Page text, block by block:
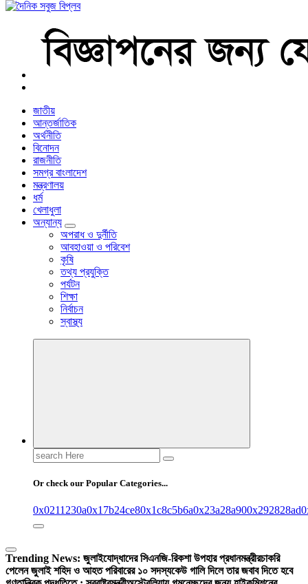
বাংলা নিউজ পেপার
জাতীয়
আন্তর্জাতিক
অর্থনীতি
বিনোদন
রাজনীতি
সমগ্র বাংলাদেশ
মন্ত্রণালয়
ধর্ম
খেলাধুলা
অন্যান্য
অপরাধ ও দুর্নীতি
আবহাওয়া ও পরিবেশ
কৃষি
তথ্য প্রযুক্তি
পর্যটন
শিক্ষা
নির্বাচন
স্বাস্থ্য
Search
for:
Or check our Popular Categories...
0x0211230a0x17b24ce80x1c8c5b6a0x23a28a900x292828ad
Trending News: জুলাইযোদ্ধাদের সিএনজি-রিকশা উপহার প্রধানমন্ত্রীরচাকরি
পেলেন জুলাই শহিদ ও আহত পরিবারের ১০ সদস্যকেউ গালি দিলে তার জবাব দিতে হবে